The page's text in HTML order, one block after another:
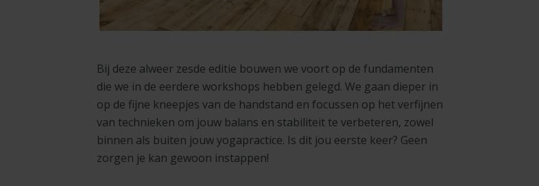
Bij deze alweer zesde editie bouwen we voort op de fundamenten
die we in de eerdere workshops hebben gelegd. We gaan dieper in
op de fijne kneepjes van de handstand en focussen op het verfijnen
van technieken om jouw balans en stabiliteit te verbeteren, zowel
binnen als buiten jouw yogapractice. Is dit jou eerste keer? Geen
zorgen je kan gewoon instappen!